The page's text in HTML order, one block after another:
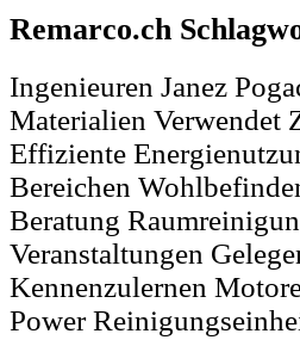
Remarco.ch
Ingenieuren Janez
Materialien Verwendet
Effiziente
Bereichen
Beratung
Veranstaltungen
Kennenzulernen
Power